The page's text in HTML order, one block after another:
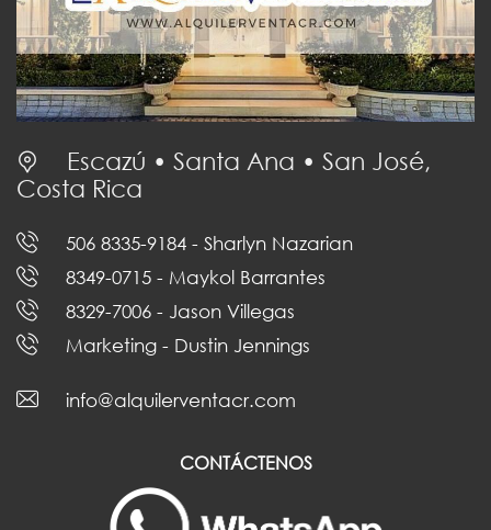
Escazú • Santa Ana • San José,
Costa Rica
506 8335-9184 - Sharlyn Nazarian
8349-0715 - Maykol Barrantes
8329-7006 - Jason Villegas
Marketing - Dustin Jennings
info@alquilerventacr.com
CONTÁCTENOS